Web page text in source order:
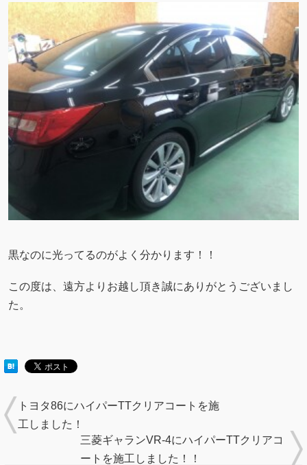
黒なのに光ってるのがよく分かります！！
この度は、遠方よりお越し頂き誠にありがとうございまし
た。
トヨタ86にハイパーTTクリアコートを施
工しました！
三菱ギャランVR-4にハイパーTTクリアコ
ートを施工しました！！